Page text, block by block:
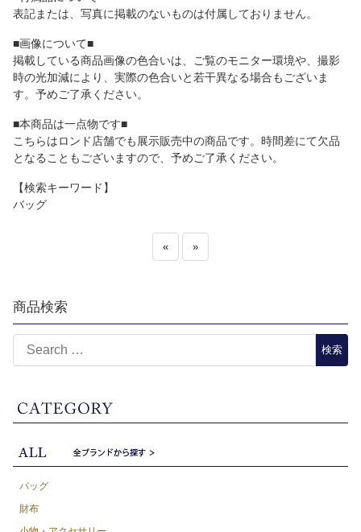
表記または、写真に掲載のないものは付属しておりません。
■画像について■
掲載している商品画像の色合いは、ご覧のモニター環境や、撮影
時の光加減により、実際の色合いと若干異なる場合もございま
す。予めご了承ください。
■本商品は一点物です■
こちらはロンド店舗でも展示販売中の商品です。時間差にて欠品
となることもございますので、予めご了承ください。
【検索キーワード】
バッグ
« »
商品検索
バッグ
財布